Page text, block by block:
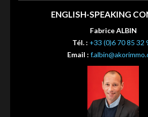
ENGLISH-SPEAKING
Fabrice ALBIN
Tél. : +33 (0)6 70 85 32
Email :